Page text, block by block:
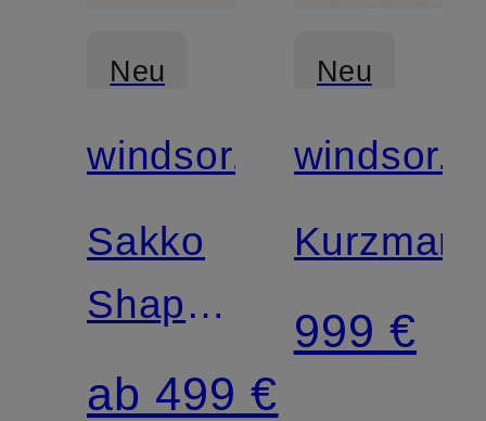
Neu
windsor.
Sakko
Shaped
Fit
ab 499 €
Neu
windsor.
999 €